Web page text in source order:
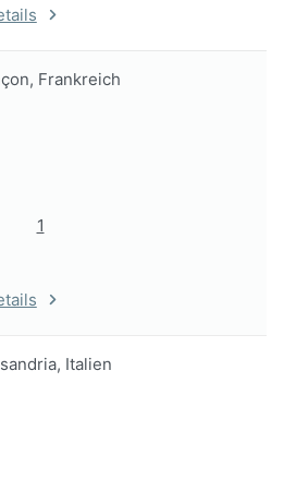
Frankreich
1
Italien